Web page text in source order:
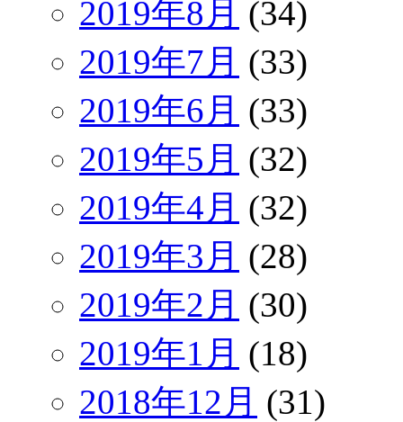
2019年8月 (34)
2019年7月 (33)
2019年6月 (33)
2019年5月 (32)
2019年4月 (32)
2019年3月 (28)
2019年2月 (30)
2019年1月 (18)
2018年12月 (31)